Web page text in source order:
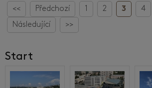
<< Předchozí 1 2 3 4
Následující
>>
Start